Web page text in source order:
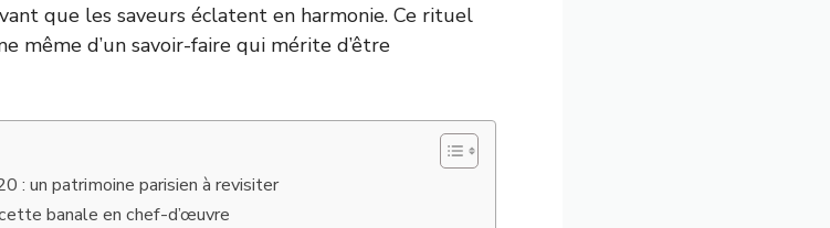
que les saveurs éclatent en harmonie. Ce rituel
même d’un savoir-faire qui mérite d’être
: un patrimoine parisien à revisiter
banale en chef-d’œuvre